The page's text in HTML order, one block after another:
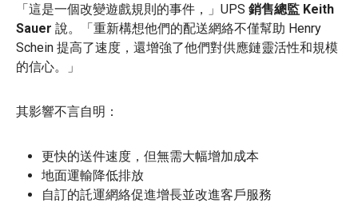
「這是一個改變遊戲規則的事件，」UPS 銷售總監 Keith
Sauer 說。「重新構想他們的配送網絡不僅幫助 Henry
Schein 提高了速度，還增強了他們對供應鏈靈活性和規模
的信心。」
其影響不言自明：
更快的送件速度，但無需大幅增加成本
地面運輸降低排放
自訂的託運網絡促進增長並改進客戶服務